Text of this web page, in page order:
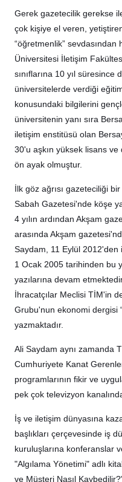
Gerek gazetecilik gerekse
çok kişiye el veren,
“öğretmenlik”
Üniversitesi İletişim
sınıflarına 10 yıl
üniversitelerde verdiği
konusundaki bilgilerini
üniversitenin yanı sıra
iletişim enstitüsü olan
30'u aşkın yüksek lisans
ön ayak olmuştur.
İlk göz ağrısı gazeteciliği
Sabah Gazetesi'nde köşe
4 yılın ardından Akşam
arasında Akşam
Saydam, 11 Eylül
1 Ocak 2005 tarihinden bu
yazılarına devam
İhracatçılar Meclisi TİM'in
Grubu'nun ekonomi dergisi
yazmaktadır.
Ali Saydam aynı zamanda
Cumhuriyete Kanat
programlarının fikir ve
pek çok televizyon
İş ve iletişim dünyasına
başlıkları çerçevesinde iş
kuruluşlarına konferanslar
"Algılama Yönetimi" adlı
ve Müşteri Nasıl